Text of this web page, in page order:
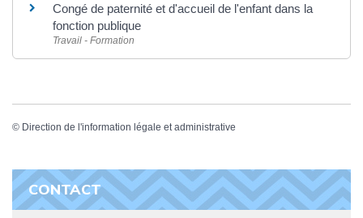
Congé de paternité et d'accueil de l'enfant dans la
fonction publique
Travail - Formation
© Direction de l'information légale et administrative
CONTACT